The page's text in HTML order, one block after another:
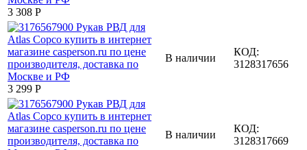
3 308 Р
3 299 Р
В наличии
КОД:
3128317656
В наличии
КОД:
3128317669